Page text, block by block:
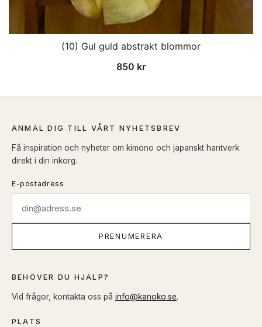
(10) Gul guld abstrakt blommor
850 kr
ANMÄL DIG TILL VÅRT NYHETSBREV
Få inspiration och nyheter om kimono och japanskt hantverk
direkt i din inkorg.
E-postadress
PRENUMERERA
BEHÖVER DU HJÄLP?
Vid frågor, kontakta oss på info@kanoko.se.
PLATS